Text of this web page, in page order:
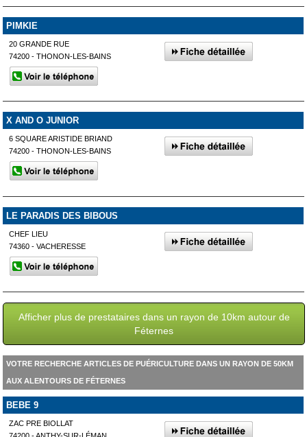
PIMKIE
20 GRANDE RUE
74200 - THONON-LES-BAINS
X AND O JUNIOR
6 SQUARE ARISTIDE BRIAND
74200 - THONON-LES-BAINS
LE PARADIS DES BIBOUS
CHEF LIEU
74360 - VACHERESSE
Afficher plus de prestataires dans un rayon de 10km autour de
Féternes
VOTRE RECHERCHE ARTICLES DE PUÉRICULTURE DANS UN RAYON DE 50KM
AUX ALENTOURS DE FÉTERNES
BEBE 9
ZAC PRE BIOLLAT